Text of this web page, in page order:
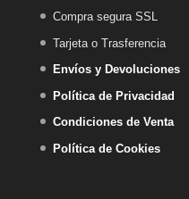
Compra segura SSL
Tarjeta o Trasferencia
Envíos y Devoluciones
Política de Privacidad
Condiciones de Venta
Política de Cookies